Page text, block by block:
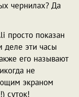
чернилах? Да
просто показан
деле эти часы
его называют
не
экраном
суток!